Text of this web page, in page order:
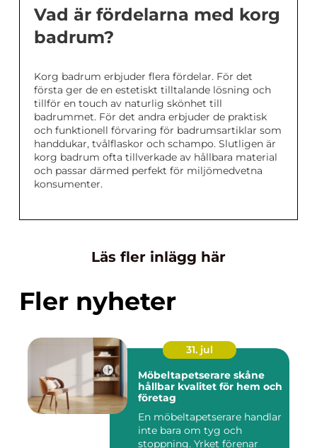
Vad är fördelarna med korg
badrum?
Korg badrum erbjuder flera fördelar. För det
första ger de en estetiskt tilltalande lösning och
tillför en touch av naturlig skönhet till
badrummet. För det andra erbjuder de praktisk
och funktionell förvaring för badrumsartiklar som
handdukar, tvålflaskor och schampo. Slutligen är
korg badrum ofta tillverkade av hållbara material
och passar därmed perfekt för miljömedvetna
konsumenter.
Läs fler inlägg här
Fler nyheter
31. jul
Möbeltapetserare skåne
hållbar kvalitet för hem och
företag
En möbeltapetserare handlar
inte bara om tyg och
stoppning. Yrket förenar